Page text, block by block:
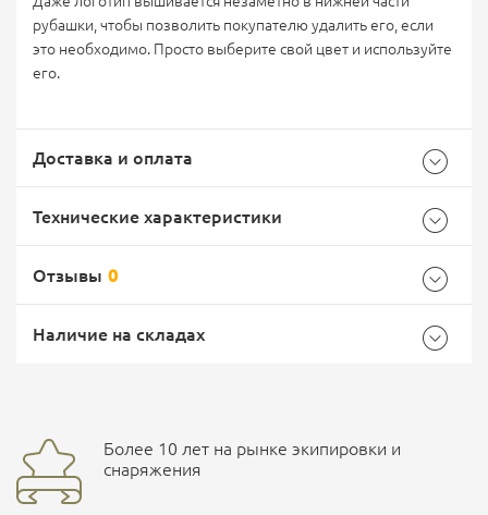
рубашки, чтобы позволить покупателю удалить его, если
это необходимо. Просто выберите свой цвет и используйте
его.
Доставка и оплата
Доставка Почтой России
EMS Почта России
Доставка курьерской службой СДЭК -
Технические характеристики
Размер M
Бренд Helikon
Страна производитель
Отзывы 0
Ваш отзыв
Наличие на складах
улица Маяковского, 10
Более 10 лет на рынке экипировки и
снаряжения